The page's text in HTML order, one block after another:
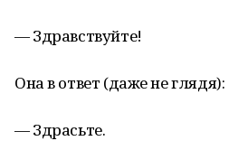
— Здравствуйте!
Она в ответ (даже не глядя):
— Здрасьте.